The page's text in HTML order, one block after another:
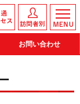
お問い合わせ